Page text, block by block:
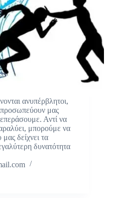
ανυπέρβλητοι,
μας
Αντί να
μπορούμε να
δείχνει τα
δυνατότητα